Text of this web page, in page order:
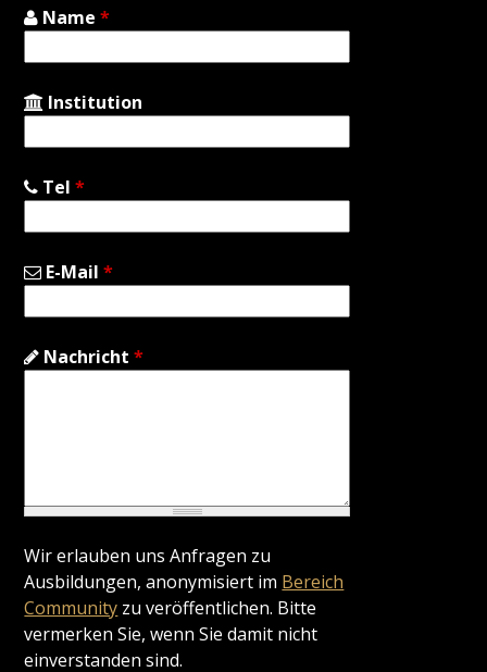
Name*
Institution
Tel*
E-Mail*
Nachricht*
Wir erlauben uns Anfragen zu
Ausbildungen, anonymisiert im Bereich
Community zu veröffentlichen. Bitte
vermerken Sie, wenn Sie damit nicht
einverstanden sind.